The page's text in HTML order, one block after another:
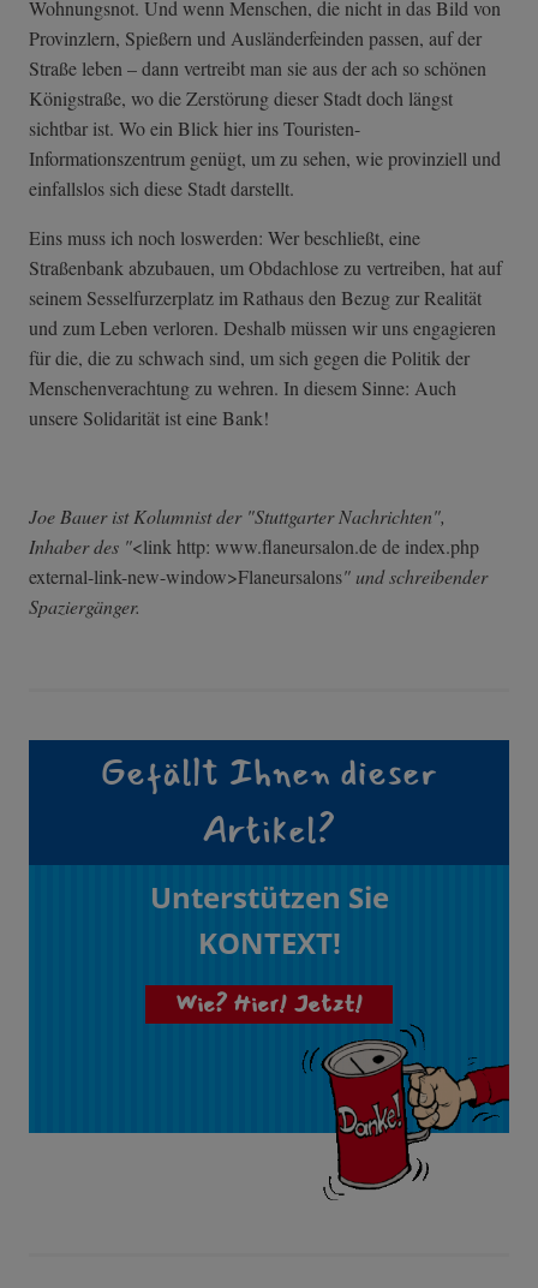
Wohnungsnot. Und wenn Menschen, die nicht in das Bild von
Provinzlern, Spießern und Ausländerfeinden passen, auf der
Straße leben – dann vertreibt man sie aus der ach so schönen
Königstraße, wo die Zerstörung dieser Stadt doch längst
sichtbar ist. Wo ein Blick hier ins Touristen-
Informationszentrum genügt, um zu sehen, wie provinziell und
einfallslos sich diese Stadt darstellt.
Eins muss ich noch loswerden: Wer beschließt, eine
Straßenbank abzubauen, um Obdachlose zu vertreiben, hat auf
seinem Sesselfurzerplatz im Rathaus den Bezug zur Realität
und zum Leben verloren. Deshalb müssen wir uns engagieren
für die, die zu schwach sind, um sich gegen die Politik der
Menschenverachtung zu wehren. In diesem Sinne: Auch
unsere Solidarität ist eine Bank!
Joe Bauer ist Kolumnist der "Stuttgarter Nachrichten",
Inhaber des "<link http: www.flaneursalon.de de index.php
external-link-n­ew-window>Flane­ursalons" und schreibender
Spaziergänger.
Gefällt Ihnen dieser
Artikel?
Unterstützen Sie
KONTEXT!
Wie? Hier! Jetzt!